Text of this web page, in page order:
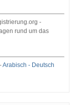
-
rund um das
Arabisch - Deutsch